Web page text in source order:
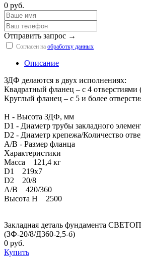
0 руб.
Отправить запрос →
Согласен на обработку данных
Описание
ЗДФ делаются в двух исполнениях:
Квадратный фланец – с 4 отверстиями
Круглый фланец – с 5 и более
H - Высота ЗДФ, мм
D1 - Диаметр трубы закладного
D2 - Диаметр крепежа/Количество
A/B - Размер фланца
Характеристики
Масса 121,4 кг
D1 219х7
D2 20/8
A/B 420/360
Высота H 2500
Закладная деталь фундамента
(ЗФ-20/8/Д360-2,5-б)
0 руб.
Купить